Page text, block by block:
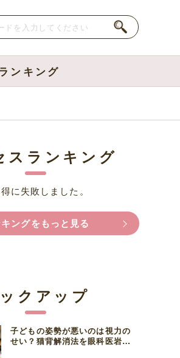
ンキング
スランキング
に失敗しました。
ングをもっと見る
クアップ
子どもの姿勢が悪いのは視力の
せい？猫背解消法を眼科医岩見